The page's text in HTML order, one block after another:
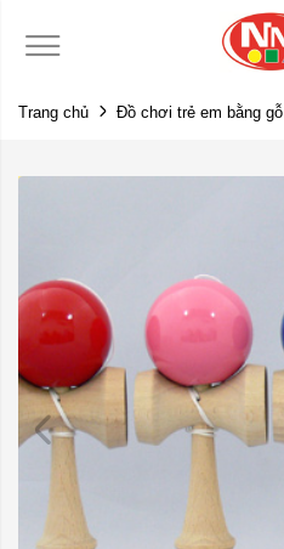
Trang chủ Đồ chơi trẻ em bằng gỗ